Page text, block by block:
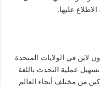
عليها.
لاين في الولايات المتحدة
عملية التحدث باللغة
من مختلف أنحاء العالم